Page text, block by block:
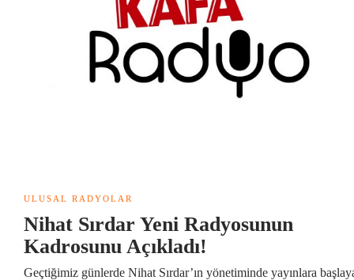
ULUSAL RADYOLAR
Nihat Sırdar Yeni Radyosunun
Kadrosunu Açıkladı!
Geçtiğimiz günlerde Nihat Sırdar’ın yönetiminde yayınlara